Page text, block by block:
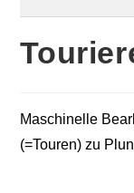
Maschinelle
(=Touren) zu